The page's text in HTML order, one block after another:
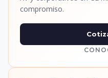
compromiso.